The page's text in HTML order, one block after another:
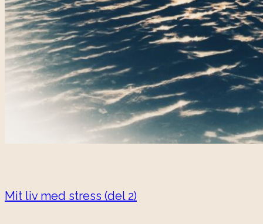
Mit liv med stress (del 2)